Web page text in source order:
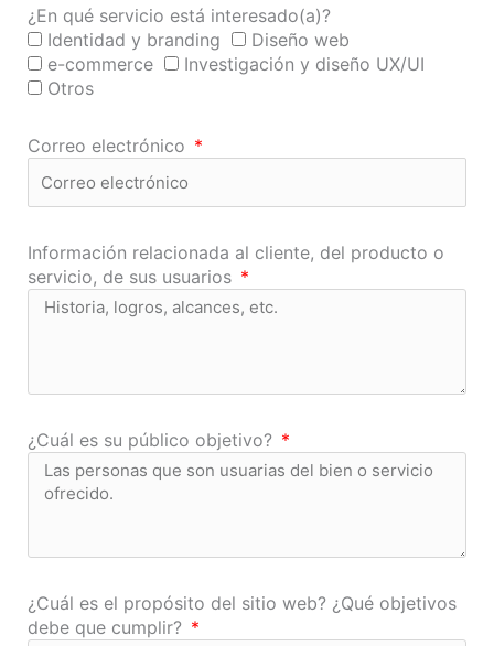
¿En qué servicio está interesado(a)?
Identidad y branding
Diseño web
e-commerce
Investigación y diseño UX/UI
Otros
Correo electrónico
Información relacionada al cliente, del producto o
servicio, de sus usuarios
¿Cuál es su público objetivo?
¿Cuál es el propósito del sitio web? ¿Qué objetivos
debe que cumplir?